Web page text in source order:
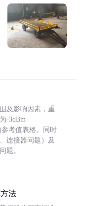
及影响因素，重
-3dBm
考值表格。同时
连接器问题）及
题。
法